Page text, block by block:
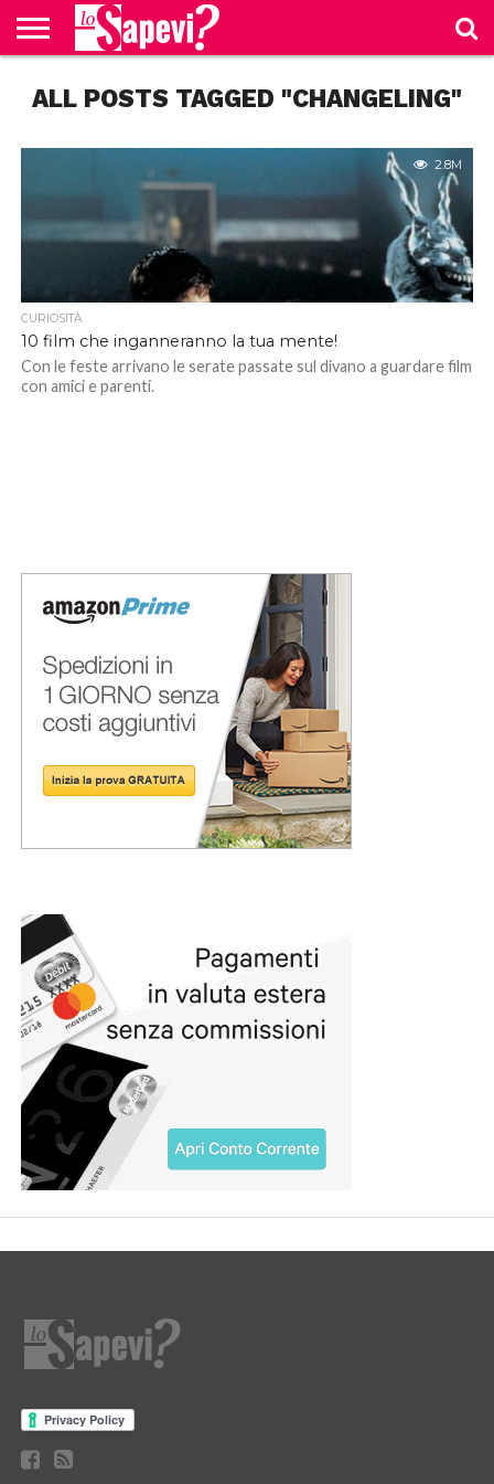
BENESSERE
GOSSIP
PRODOTTI
AMAZON
NEWS
CASA E
CUCINA
ALL POSTS TAGGED "CHANGELING"
2.8M
CURIOSITÀ
10 film che inganneranno la tua mente!
Con le feste arrivano le serate passate sul divano a guardare film
con amici e parenti.